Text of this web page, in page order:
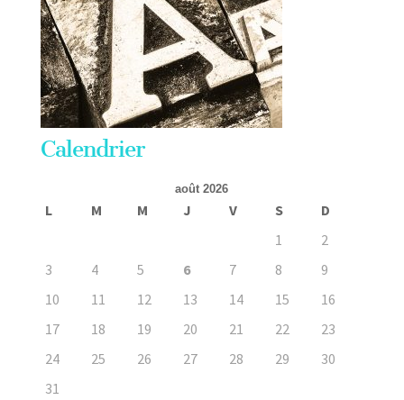
Calendrier
août 2026
L M M J V S
D
1
2
3
4 5 6 7 8
9
10
11 12 13 14 15
16
17
18 19 20 21 22
23
24
25 26 27 28 29
30
31